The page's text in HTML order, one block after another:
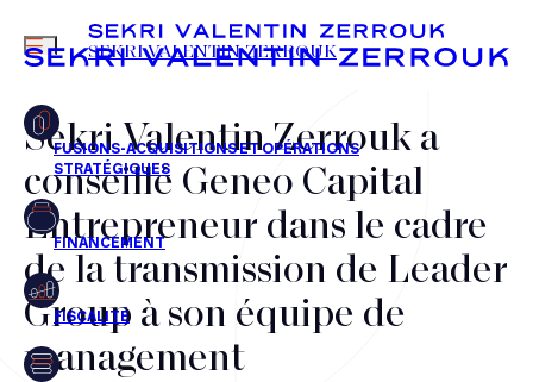
FR EN
MENU SEKRI VALENTIN ZERROUK
Sekri Valentin Zerrouk a
conseillé Geneo Capital
Entrepreneur dans le cadre
de la transmission de Leader
Group à son équipe de
management